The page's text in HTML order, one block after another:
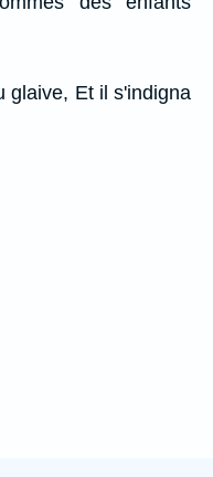
glaive, Et il s'indigna